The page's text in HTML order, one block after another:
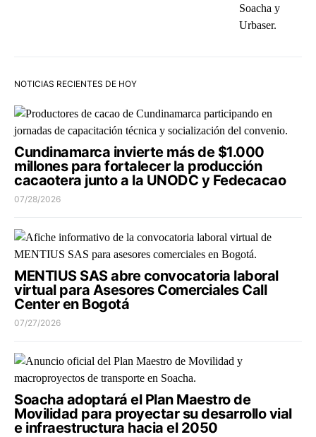
NOTICIAS RECIENTES DE HOY
Cundinamarca invierte más de $1.000
millones para fortalecer la producción
cacaotera junto a la UNODC y Fedecacao
07/28/2026
MENTIUS SAS abre convocatoria laboral
virtual para Asesores Comerciales Call
Center en Bogotá
07/27/2026
Soacha adoptará el Plan Maestro de
Movilidad para proyectar su desarrollo vial
e infraestructura hacia el 2050